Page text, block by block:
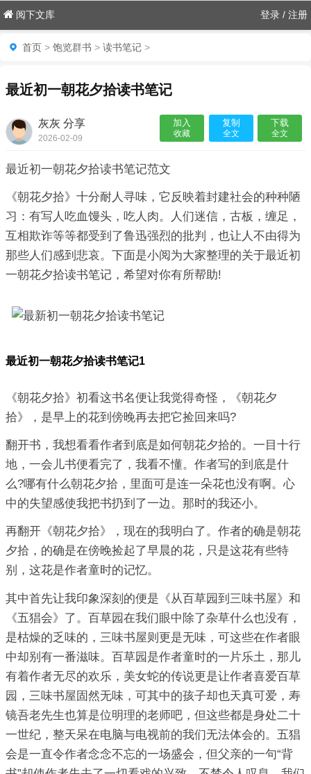
阅下文库 登录 / 注册
首页 > 饱览群书 > 读书笔记 >
最近初一朝花夕拾读书笔记
灰灰 分享
2026-02-09
加入
收藏
复制
全文
下载
全文
最近初一朝花夕拾读书笔记范文
《朝花夕拾》十分耐人寻味，它反映着封建社会的种种陋
习：有写人吃血馒头，吃人肉。人们迷信，古板，缠足，
互相欺诈等等都受到了鲁迅强烈的批判，也让人不由得为
那些人们感到悲哀。下面是小阅为大家整理的关于最近初
一朝花夕拾读书笔记，希望对你有所帮助!
最近初一朝花夕拾读书笔记1
《朝花夕拾》初看这书名便让我觉得奇怪，《朝花夕
拾》，是早上的花到傍晚再去把它捡回来吗?
翻开书，我想看看作者到底是如何朝花夕拾的。一目十行
地，一会儿书便看完了，我看不懂。作者写的到底是什
么?哪有什么朝花夕拾，里面可是连一朵花也没有啊。心
中的失望感使我把书扔到了一边。那时的我还小。
再翻开《朝花夕拾》，现在的我明白了。作者的确是朝花
夕拾，的确是在傍晚捡起了早晨的花，只是这花有些特
别，这花是作者童时的记忆。
其中首先让我印象深刻的便是《从百草园到三味书屋》和
《五猖会》了。百草园在我们眼中除了杂草什么也没有，
是枯燥的乏味的，三味书屋则更是无味，可这些在作者眼
中却别有一番滋味。百草园是作者童时的一片乐土，那儿
有着作者无尽的欢乐，美女蛇的传说更是让作者喜爱百草
园，三味书屋固然无味，可其中的孩子却也天真可爱，寿
镜吾老先生也算是位明理的老师吧，但这些都是身处二十
一世纪，整天呆在电脑与电视前的我们无法体会的。五猖
会是一直令作者念念不忘的一场盛会，但父亲的一句“背